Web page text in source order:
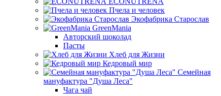
Пчела и человек
Экофабрика Старослав
GreenMania
Авторский шоколад
Пасты
Хлеб для Жизни
Кедровый мир
Семейная
мануфактура "Душа Леса"
Чага чай